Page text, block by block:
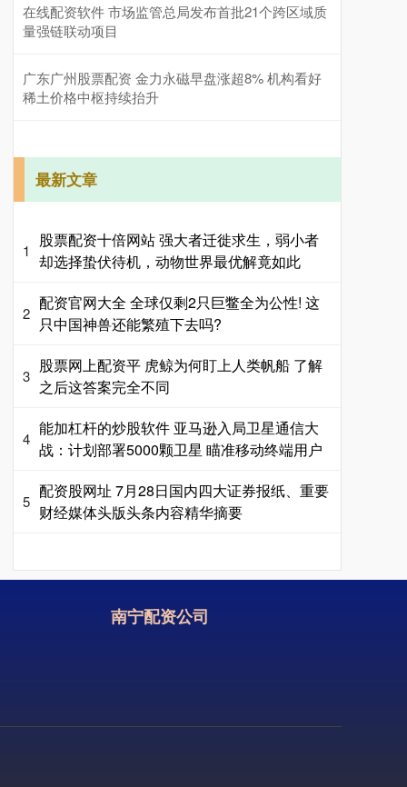
在线配资软件 市场监管总局发布首批21个跨区域质
量强链联动项目
广东广州股票配资 金力永磁早盘涨超8% 机构看好
稀土价格中枢持续抬升
最新文章
1
股票配资十倍网站 强大者迁徙求生，弱小者
却选择蛰伏待机，动物世界最优解竟如此
2
配资官网大全 全球仅剩2只巨鳖全为公性! 这
只中国神兽还能繁殖下去吗?
3
股票网上配资平 虎鲸为何盯上人类帆船 了解
之后这答案完全不同
4
能加杠杆的炒股软件 亚马逊入局卫星通信大
战：计划部署5000颗卫星 瞄准移动终端用户
5
配资股网址 7月28日国内四大证券报纸、重要
财经媒体头版头条内容精华摘要
南宁配资公司